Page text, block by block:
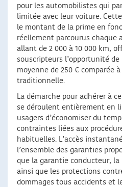
pour les automobilistes qui
limitée avec leur voiture.
le montant de la prime en
réellement parcourus chaque
allant de 2 000 à 10 000 km,
souscripteurs l’opportunité
moyenne de 250 € comparée
traditionnelle.
La démarche pour adhérer à
se déroulent entièrement en
usagers d’économiser du
contraintes liées aux
habituelles. L’accès
l’ensemble des garanties
que la garantie conducteur, la
ainsi que les protections
dommages tous accidents et